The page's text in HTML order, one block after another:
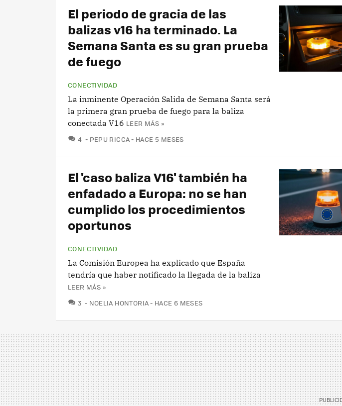
El periodo de gracia de las
balizas v16 ha terminado. La
Semana Santa es su gran prueba
de fuego
CONECTIVIDAD
La inminente Operación Salida de Semana Santa será
la primera gran prueba de fuego para la baliza
conectada V16 LEER MÁS »
4 COMENTARIOS
PEPU RICCA HACE 5 MESES
El 'caso baliza V16' también ha
enfadado a Europa: no se han
cumplido los procedimientos
oportunos
CONECTIVIDAD
La Comisión Europea ha explicado que España
tendría que haber notificado la llegada de la baliza
LEER MÁS »
3 COMENTARIOS
NOELIA HONTORIA HACE 6 MESES